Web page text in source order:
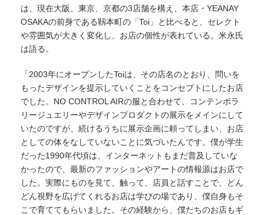
は、現在大阪、東京、京都の3店舗を構え、本店・YEANAY
OSAKAの前身である靱本町の「Toi」と比べると、セレクト
や雰囲気が大きく変化し、お店の個性が表れている。米永氏
は語る。
「2003年にオープンしたToiは、その店名のとおり、問いを
もったデザインを提示していくことをコンセプトにしたお店
でした。NO CONTROL AIRの服と合わせて、コンテンポラ
リージュエリーやデザインプロダクトの展示をメインにして
いたのですが、続けるうちに展示企画に頼ってしまい、お店
としての体をなしていないことに気づいたんです。僕が学生
だった1990年代頃は、インターネットもまだ普及していな
かったので、最新のファッションやアートの情報源はお店で
した。実際にものを見て、触って、店員と話すことで、どん
どん視野を広げてくれるお店は学びの場であり、僕自身もそ
こで育ててもらいました。その経験から、僕たちのお店もギ